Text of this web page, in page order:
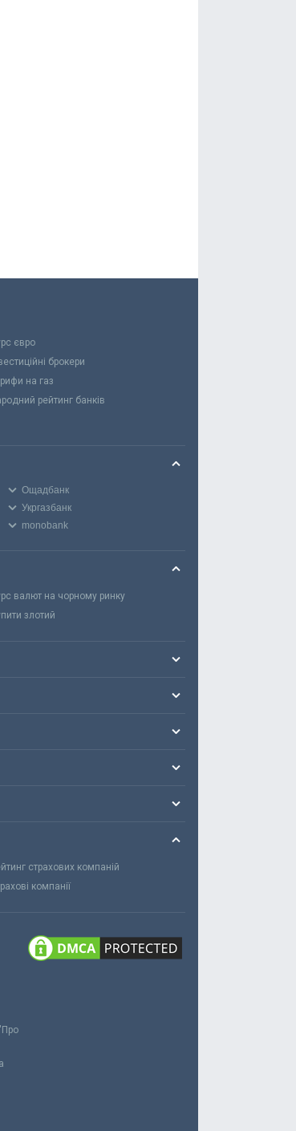
євро
брокери
на газ
рейтинг банків
Ощадбанк
Укргазбанк
monobank
валют на чорному ринку
злотий
страхових компаній
компанії